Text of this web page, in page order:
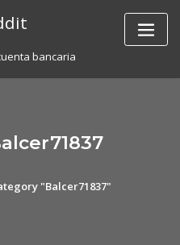
bancaria
"Balcer71837"